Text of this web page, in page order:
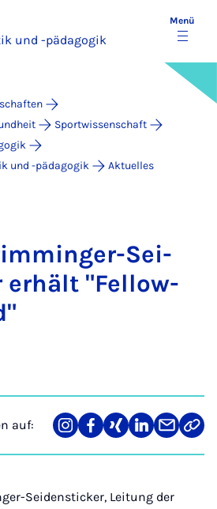
und -pädagogik
Menü
Sportwissenschaft
und -pädagogik
Aktuelles
Sei­
er­hält "Fel­low­
auf:
Teilen
auf
Teilen
auf
Teilen
auf
Teilen
auf
Teilen
über
Link
Seidensticker, Leitung der